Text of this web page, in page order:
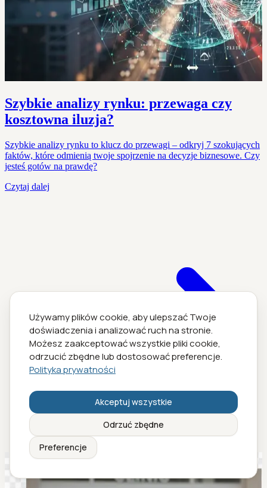
Używamy plików cookie, aby ulepszać Twoje
doświadczenia i analizować ruch na stronie.
Możesz zaakceptować wszystkie pliki cookie,
odrzucić zbędne lub dostosować preferencje.
Polityka prywatności
Akceptuj wszystkie
Odrzuć zbędne
Preferencje
Szybkie analizy rynku: przewaga czy
kosztowna iluzja?
Szybkie analizy rynku to klucz do przewagi – odkryj 7 szokujących
faktów, które odmienią twoje spojrzenie na decyzje biznesowe. Czy
jesteś gotów na prawdę?
Czytaj dalej